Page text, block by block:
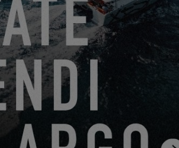
sul pulsante “SEND”, confermate il
di tali dati.
a Construction Navale Bordeaux in
del trattamento dei dati. I vostri dati
per rispondere alle vostre richieste,
con voi e, se lo avete scelto, inviarvi